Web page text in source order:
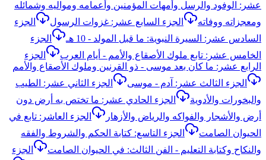
عشر: الوفود والرسل وأمهات المؤمنين وأعمامه ومواليه وشمائله
ومعجزاته ووفاته
الجزء السابع عشر: غزوات الرسول
الجزء
السادس عشر: السيرة النبوية: ما قبل المولد - 10 هـ
الجزء
الخامس عشر: تابع ملوك الأصقاع والأمم - أيام العرب
الجزء
الرابع عشر: ما كان بعد موسى - ذو القرنين وملوك الأصقاع والأمم
الجزء الثالث عشر: آدم - موسى
الجزء الثاني عشر: الطيب
والبخورات والأدوية
الجزء الحادي عشر: ما تختص به أرض دون
أرض والأشجار والفواكه والرياض والأزهار
الجزء العاشر: تابع في
الحيوان الصامت
الجزء التاسع: كتابة الحكم والشروط والفقه
والنكاح وكتابة التعليم - الفن الثالث: في الحيوان الصامت
الجزء